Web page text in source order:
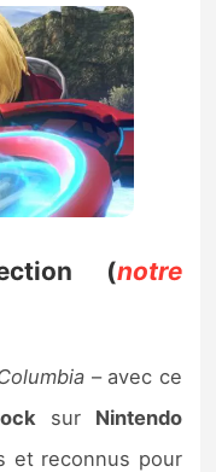
(notre
– avec ce
sur Nintendo
et reconnus pour